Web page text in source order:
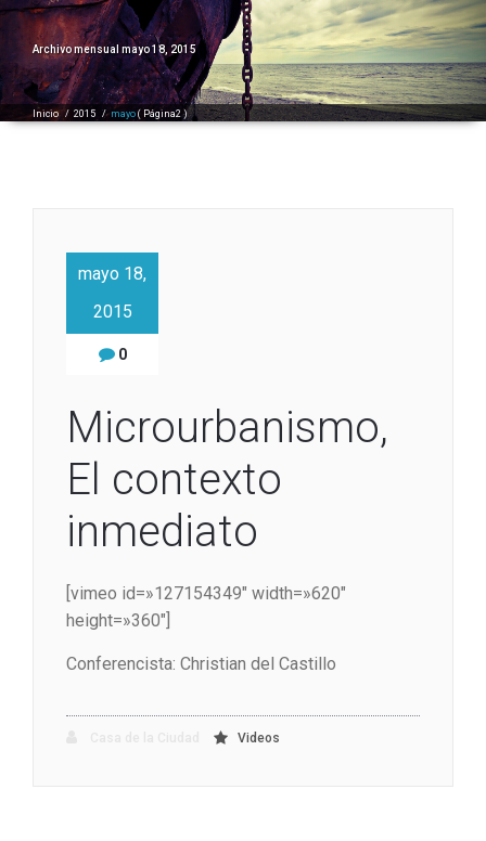
Archivo mensual mayo 18, 2015
Inicio / 2015 / mayo ( Página2 )
mayo 18,
2015
0
Microurbanismo,
El contexto
inmediato
[vimeo id=»127154349″ width=»620″
height=»360″]
Conferencista: Christian del Castillo
Videos